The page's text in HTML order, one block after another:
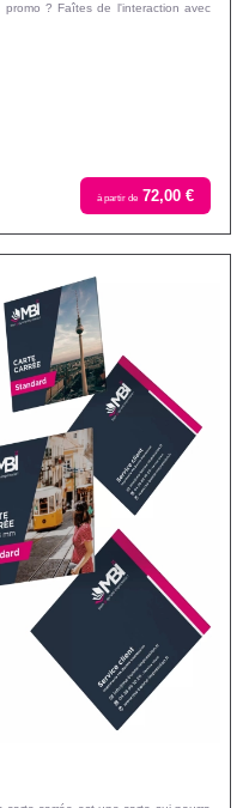
? Faîtes de l'interaction avec
à partir de 72,00 €